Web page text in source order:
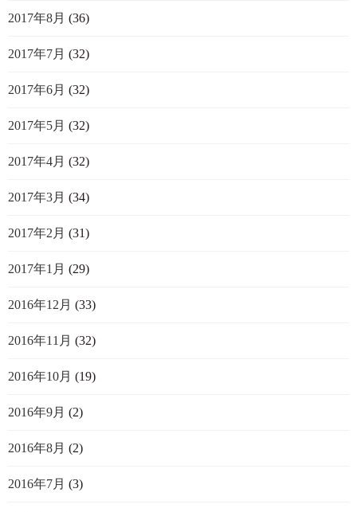
2017年8月 (36)
2017年7月 (32)
2017年6月 (32)
2017年5月 (32)
2017年4月 (32)
2017年3月 (34)
2017年2月 (31)
2017年1月 (29)
2016年12月 (33)
2016年11月 (32)
2016年10月 (19)
2016年9月 (2)
2016年8月 (2)
2016年7月 (3)